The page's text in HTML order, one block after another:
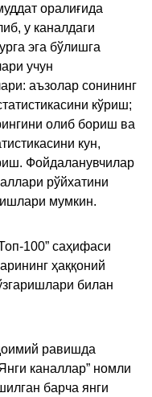
оралиғида
у каналдаги
эга бўлишга
учун
аъзолар сонининг
кўриш;
олиб бориш ва
кун,
Фойдаланувчилар
рўйхатини
мумкин.
100” саҳифаси
ҳаққоний
билан
равишда
каналлар” номли
барча янги